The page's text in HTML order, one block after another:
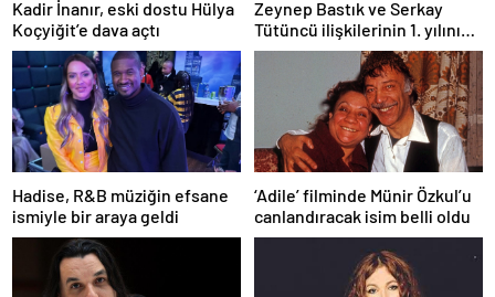
Kadir İnanır, eski dostu Hülya
Koçyiğit’e dava açtı
Zeynep Bastık ve Serkay
Tütüncü ilişkilerinin 1. yılını
kutladı
Hadise, R&B müziğin efsane
ismiyle bir araya geldi
‘Adile’ filminde Münir Özkul’u
canlandıracak isim belli oldu